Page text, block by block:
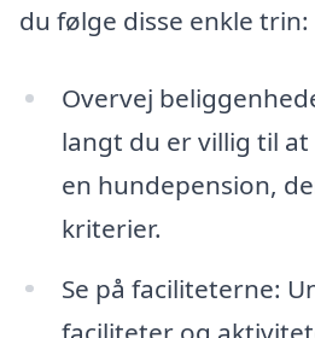
du følge disse enkle trin:
Overvej
langt du er villig til
en hundepension,
kriterier.
Se på faciliteterne: